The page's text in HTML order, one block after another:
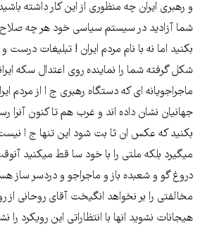
و رهبری ایران چه منظوری از این کار داشته
شما آزادید در سیستم سیاسی خود هر چه صلاح
بکنید اما نه با نام مردم ایران ! تبلیغات
شکل گرفته شما را نماینده روی اعتدال سکه
ماجراجویانه ای که دستگاه رهبری ج ا از مردم
جهانیان نشان داده اند و غرب هم تا کنون آنرا
بکنید که عکس ان ثا بت شود این تنها ج ا
میگیرد بلکه ملتی را با خود سا قط میکنید
دروغ گو و شعبده باز و ماجراجو و دردسر ساز
مخالفتی را بر نخواهد انگیخت آقای روحانی
هیجانات نشوید انها با انتظاراتی این رویکرد